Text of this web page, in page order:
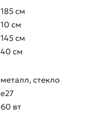
185 см
10 см
145 см
40 см
металл, стекло
e27
60 вт